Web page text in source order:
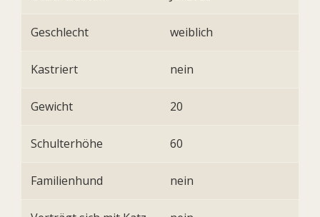
Geschlecht weiblich
Kastriert nein
Gewicht 20
Schulterhöhe 60
Familienhund nein